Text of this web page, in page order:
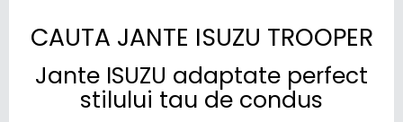
CAUTA JANTE ISUZU TROOPER
Jante ISUZU adaptate perfect
stilului tau de condus